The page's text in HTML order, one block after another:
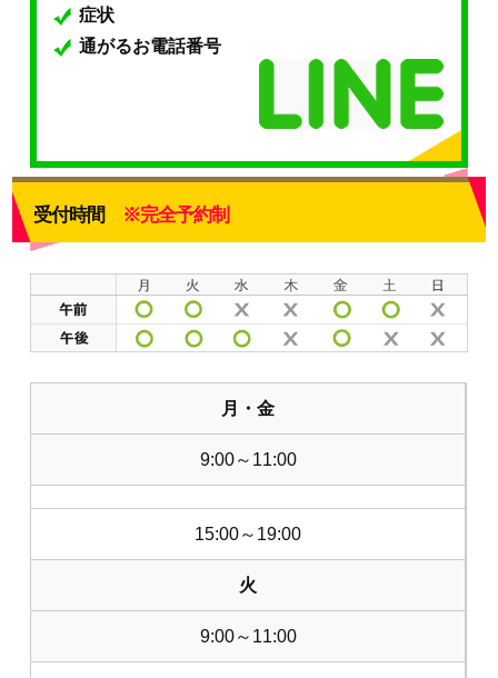
症状
通がるお電話番号
受付時間 ※完全予約制
月・金
9:00～11:00
15:00～19:00
火
9:00～11:00